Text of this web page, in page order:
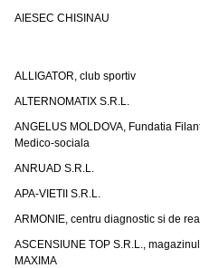
AIESEC CHISINAU
ALLIGATOR, club sportiv
ALTERNOMATIX S.R.L.
ANGELUS MOLDOVA, Fundatia
Medico-sociala
ANRUAD S.R.L.
APA-VIETII S.R.L.
ARMONIE, centru diagnostic si de
ASCENSIUNE TOP S.R.L., magazinul
MAXIMA